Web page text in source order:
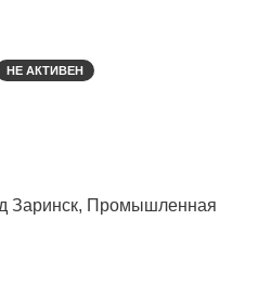
НЕ АКТИВЕН
Заринск, Промышленная